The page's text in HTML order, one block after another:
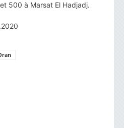
500 à Marsat El Hadjadj.